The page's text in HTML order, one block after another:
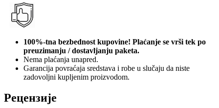
100%-tna bezbednost kupovine! Plaćanje se vrši tek po
preuzimanju / dostavljanju paketa.
Nema plaćanja unapred.
Garancija povraćaja sredstava i robe u slučaju da niste
zadovoljni kupljenim proizvodom.
Рецензије